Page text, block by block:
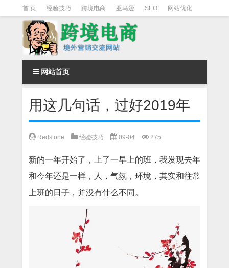
首 页 经验技巧 跨境电商 亚马逊 SEO 网站优化
Facebook营销 Facebook广告 facebook营销技巧
instagram营销
网站首页
用这几句话，过好2019年
Redstone 经验技巧 09-04 275
新的一年开始了，上了一早上的班，我发现去年
和今年还是一样，人，气氛，环境，其实和往常
上班的日子，并没有什么不同。